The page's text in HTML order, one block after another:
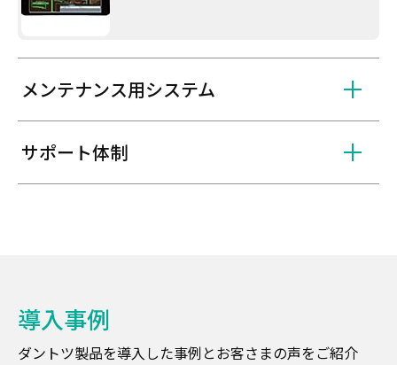
メンテナンス用システム
サポート体制
導入事例
ダントツ製品を導入した事例とお客さまの声をご紹介